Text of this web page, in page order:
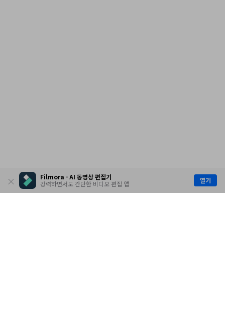
Filmora - AI 동영상 편집기
강력하면서도 간단한 비디오 편집 앱
열기